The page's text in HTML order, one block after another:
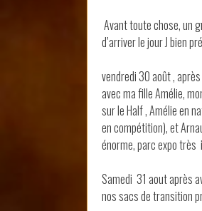
Avant toute chose, un
d’arriver le jour J bien
vendredi 30 août ,
avec ma fille Amélie,
sur le Half , Amélie en
en compétition), et
énorme, parc expo très
Samedi 31 aout après
nos sacs de transition